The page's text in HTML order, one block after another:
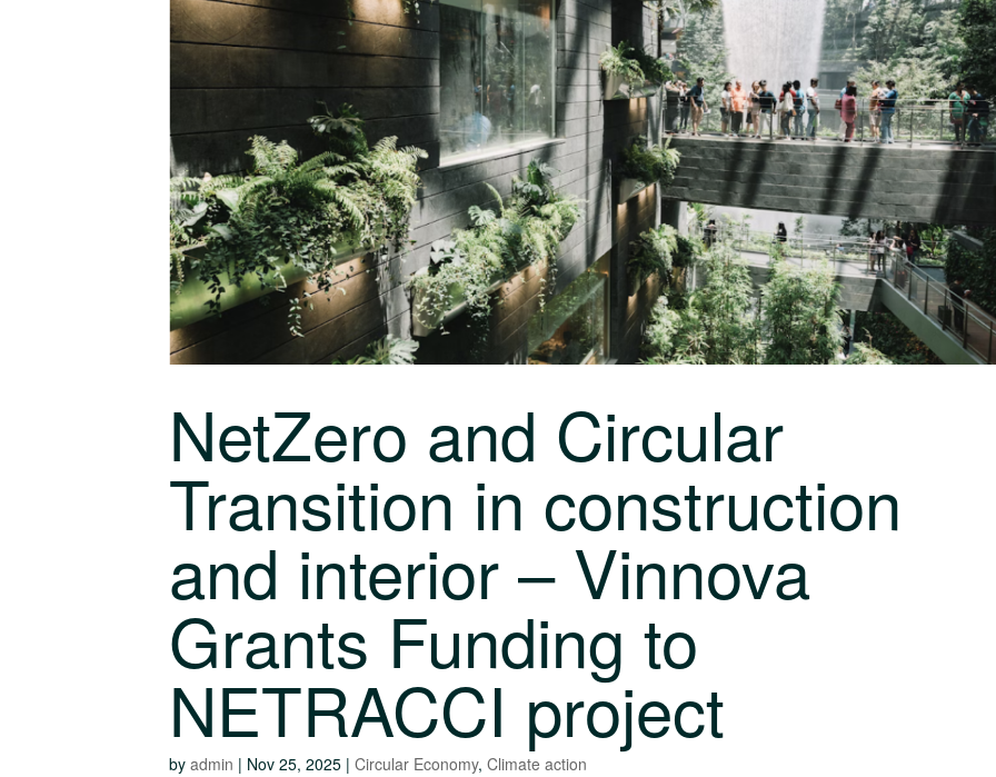
NetZero and Circular
Transition in construction
and interior – Vinnova
Grants Funding to
NETRACCI project
by admin | Nov 25, 2025 | Circular Economy, Climate action